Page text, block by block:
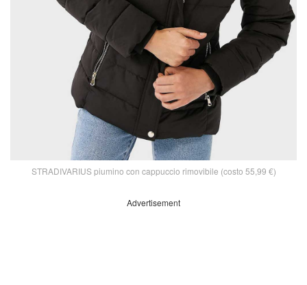
STRADIVARIUS piumino con cappuccio rimovibile (costo 55,99 €)
Advertisement